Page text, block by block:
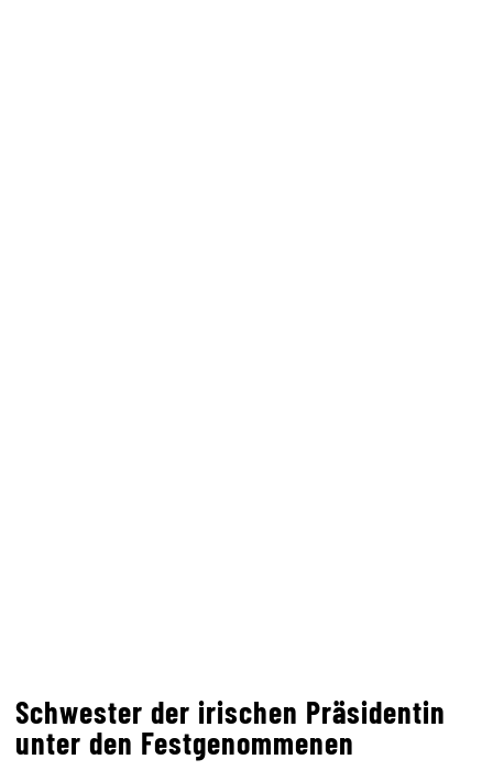
Schwester der irischen Präsidentin
unter den Festgenommenen